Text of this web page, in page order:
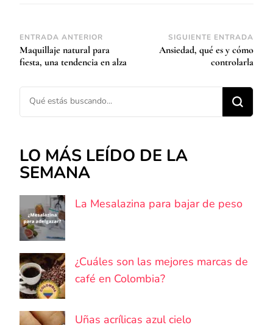
Navegación
de
ENTRADA ANTERIOR
Maquillaje natural para
fiesta, una tendencia en alza
SIGUIENTE ENTRADA
Ansiedad, qué es y cómo
controlarla
¿Buscas algo?
LO MÁS LEÍDO DE LA
SEMANA
La Mesalazina para bajar de peso
¿Cuáles son las mejores marcas de
café en Colombia?
Uñas acrílicas azul cielo